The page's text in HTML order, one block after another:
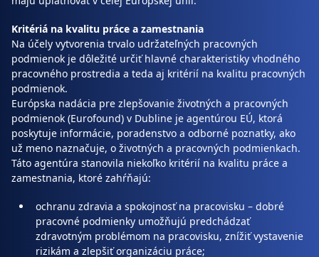
Kritériá na kvalitu práce a zamestnania
Na účely vytvorenia trvalo udržateľných pracovných
podmienok je dôležité určiť hlavné charakteristiky vhodného
pracovného prostredia a teda aj kritérií na kvalitu pracovných
podmienok.
Európska nadácia pre zlepšovanie životných a pracovných
podmienok (Eurofound) v Dubline je agentúrou EÚ, ktorá
poskytuje informácie, poradenstvo a odborné poznatky, ako
už meno naznačuje, o životných a pracovných podmienkach.
Táto agentúra stanovila niekoľko kritérií na kvalitu práce a
zamestnania, ktoré zahŕňajú:
ochranu zdravia a spokojnosť na pracovisku – dobré
pracovné podmienky umožňujú predchádzať
zdravotným problémom na pracovisku, znížiť vystavenie
rizikám a zlepšiť organizáciu práce;